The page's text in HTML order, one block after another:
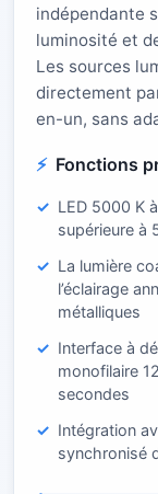
indépendante
luminosité et
Les sources
directement
en-un, sans
Fonctions
LED 5000 K
supérieure à
La lumière
l’éclairage
métalliques
Interface à
monofilaire
secondes
Intégration
synchronisé